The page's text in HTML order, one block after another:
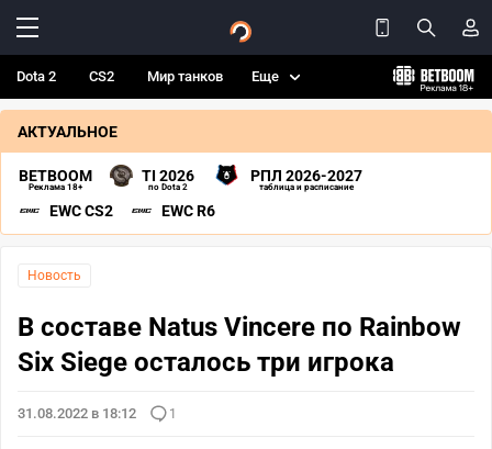
Dota 2 CS2 Мир танков Еще
АКТУАЛЬНОЕ
BETBOOM
Реклама 18+
TI 2026
по Dota 2
РПЛ 2026-2027
таблица и расписание
EWC CS2 EWC R6
Новость
В составе Natus Vincere по Rainbow
Six Siege осталось три игрока
31.08.2022 в 18:12 1